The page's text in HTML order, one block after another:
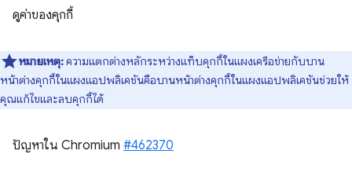
ดูค่าของคุกกี้
หมายเหตุ:ความแตกต่างหลักระหว่างแท็บคุกกี้ในแผงเครือข่ายกับบาน
หน้าต่างคุกกี้ในแผงแอปพลิเคชันคือบานหน้าต่างคุกกี้ในแผงแอปพลิเคชันช่วยให้
คุณแก้ไขและลบคุกกี้ได้
ปัญหาใน Chromium #462370